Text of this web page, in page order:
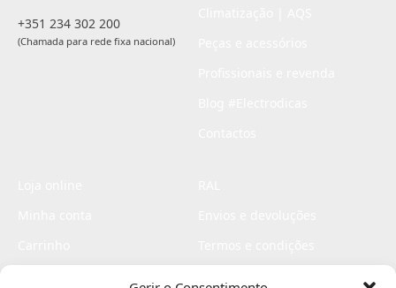
+351 234 302 200
(Chamada para rede fixa nacional)